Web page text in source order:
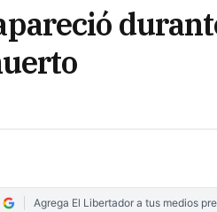
Agrega El Libertador a tus medios